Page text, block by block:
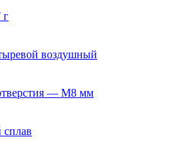
г
воздушный
— М8 мм